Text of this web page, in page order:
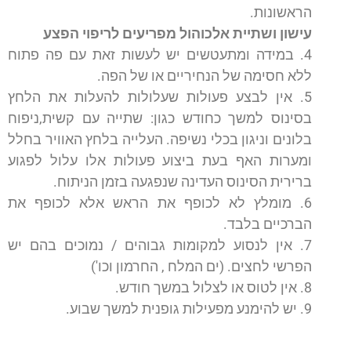
הראשונות.
עישון ושתיית אלכוהול מפריעים לריפוי הפצע
4. במידה ומתעטשים יש לעשות זאת עם פה פתוח
ללא חסימה של הנחיריים או של הפה.
5. אין לבצע פעולות שעלולות להעלות את הלחץ
בסינוס למשך כחודש כגון: שתייה עם קשית,ניפוח
בלונים וניגון בכלי נשיפה. העלייה בלחץ האוויר בחלל
ומערות האף בעת ביצוע פעולות אלו עלול לפגוע
ברירית הסינוס העדינה שנפגעה בזמן הניתוח.
6. מומלץ לא לכופף את הראש אלא לכופף את
הברכיים בלבד.
7. אין לנסוע למקומות גבוהים / נמוכים בהם יש
הפרשי לחצים. (ים המלח , החרמון וכו')
8. אין לטוס או לצלול במשך חודש.
9. יש להימנע מפעילות גופנית למשך שבוע.